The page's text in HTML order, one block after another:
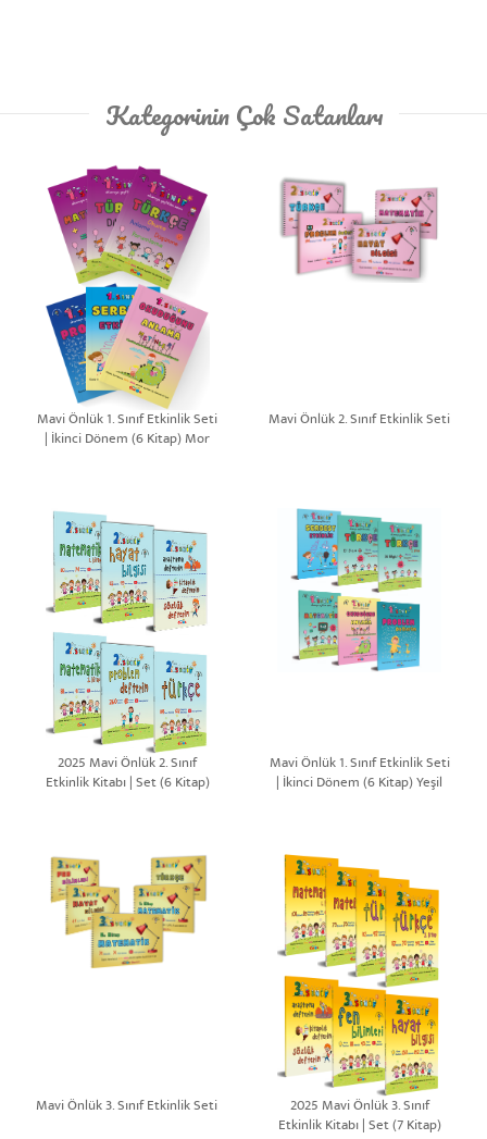
Kategorinin Çok Satanları
Mavi Önlük 1. Sınıf Etkinlik Seti
| İkinci Dönem (6 Kitap) Mor
Mavi Önlük 2. Sınıf Etkinlik Seti
2025 Mavi Önlük 2. Sınıf
Etkinlik Kitabı | Set (6 Kitap)
Mavi Önlük 1. Sınıf Etkinlik Seti
| İkinci Dönem (6 Kitap) Yeşil
Mavi Önlük 3. Sınıf Etkinlik Seti
2025 Mavi Önlük 3. Sınıf
Etkinlik Kitabı | Set (7 Kitap)